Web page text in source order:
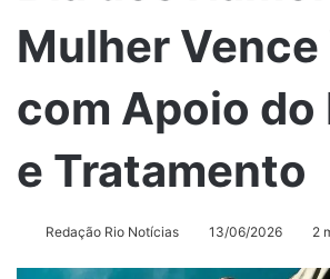
Mulher
com Apoio do
e Tratamento
Redação Rio Notícias 13/06/2026 2